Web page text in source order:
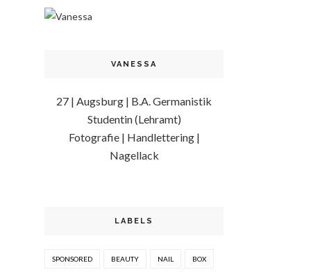
VANESSA
27 | Augsburg | B.A. Germanistik
Studentin (Lehramt)
Fotografie | Handlettering |
Nagellack
LABELS
SPONSORED BEAUTY NAIL BOX